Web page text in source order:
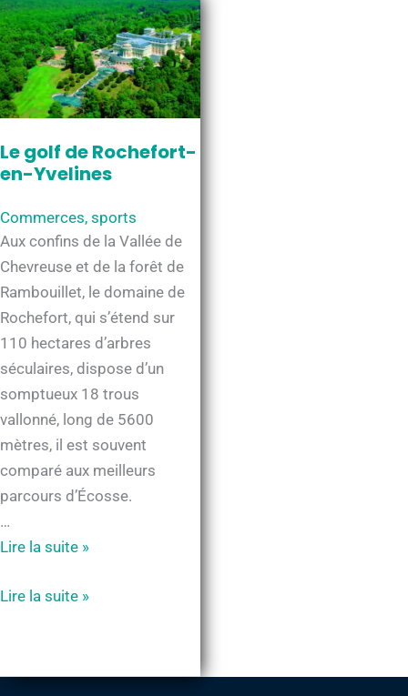
Le golf de Rochefort-
en-Yvelines
Commerces, sports
Aux confins de la Vallée de
Chevreuse et de la forêt de
Rambouillet, le domaine de
Rochefort, qui s’étend sur
110 hectares d’arbres
séculaires, dispose d’un
somptueux 18 trous
vallonné, long de 5600
mètres, il est souvent
comparé aux meilleurs
parcours d’Écosse.
…
Le
de
Yvelines
Lire la suite »
Le
Lire la suite »